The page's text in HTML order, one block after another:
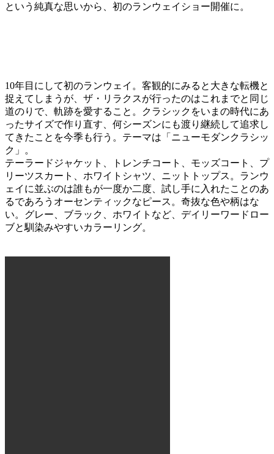
という純真な思いから、初のランウェイショー開催に。
10年目にして初のランウェイ。客観的にみると大きな転機と
捉えてしまうが、ザ・リラクスが行ったのはこれまでと同じ
道のりで、軌跡を愛すること。クラシックをいまの時代にあ
ったサイズで作り直す、何シーズンにも渡り継続して追求し
てきたことを今季も行う。テーマは「ニューモダンクラシッ
ク」。
テーラードジャケット、トレンチコート、モッズコート、プ
リーツスカート、ホワイトシャツ、ニットトップス。ランウ
ェイに並ぶのは誰もが一度か二度、試し手に入れたことのあ
るであろうオーセンティックなピース。奇抜な色や柄はな
い。グレー、ブラック、ホワイトなど、デイリーワードロー
ブと馴染みやすいカラーリング。